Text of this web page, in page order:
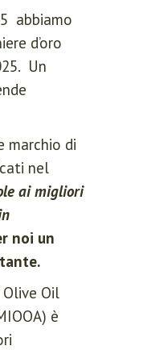
abbiamo
d’oro
Un
marchio di
nel
ai migliori
noi un
Oil
è